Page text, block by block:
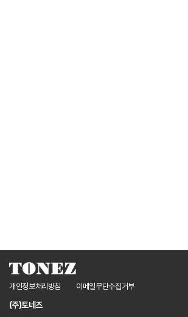
개인정보처리방침 이메일무단수집거부
(주)토네즈